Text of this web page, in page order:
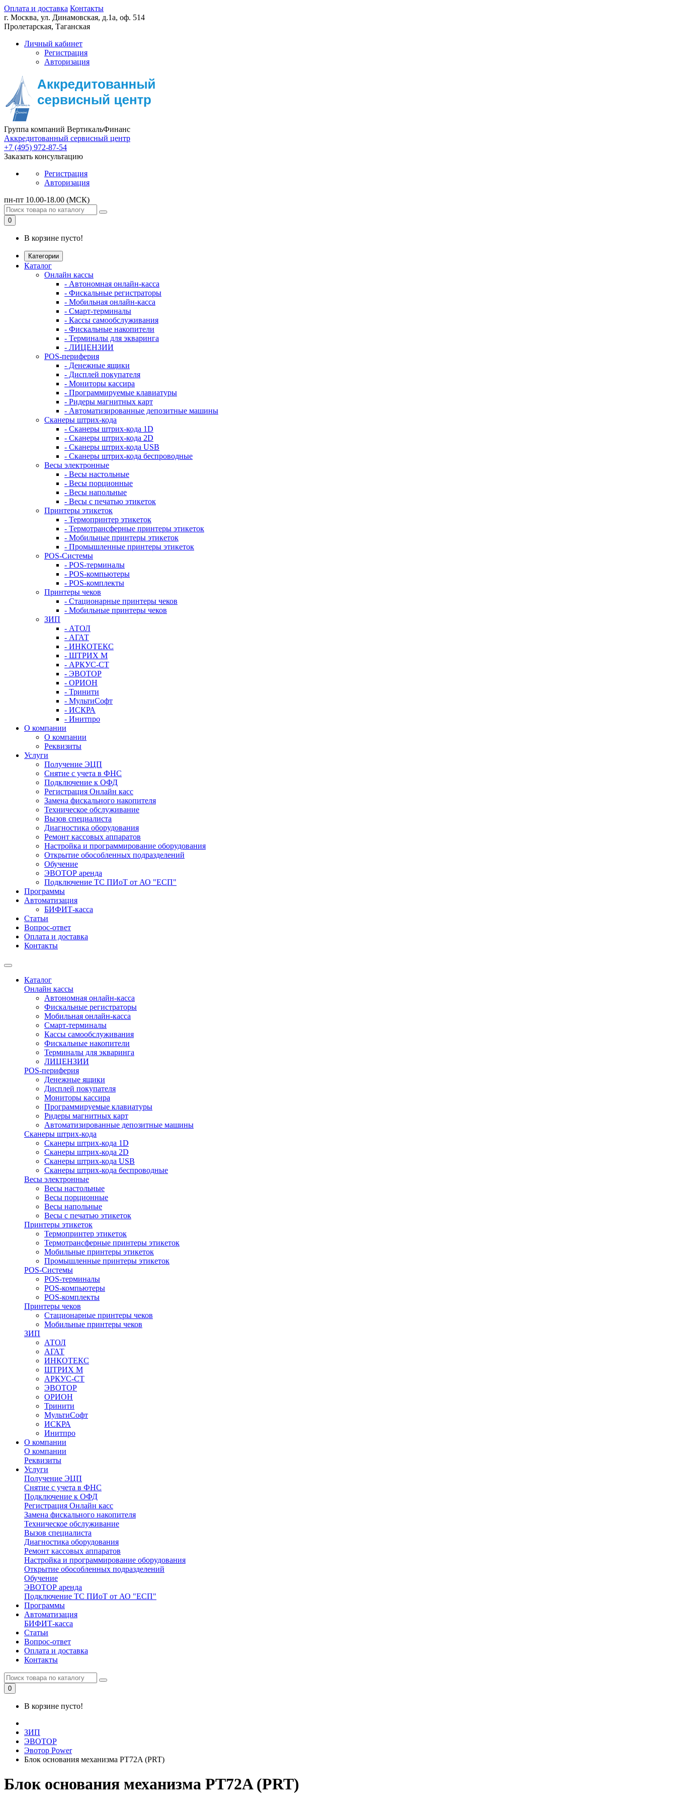
Оплата и доставка Контакты
г. Москва, ул. Динамовская, д.1а, оф. 514
Пролетарская, Таганская
Личный кабинет
Регистрация
Авторизация
Группа компаний ВертикальФинанс
Аккредитованный сервисный центр
+7 (495) 972-87-54
Заказать консультацию
Регистрация
Авторизация
пн-пт 10.00-18.00 (МСК)
0
В корзине пусто!
Категории
Каталог
Онлайн кассы
- Автономная онлайн-касса
- Фискальные регистраторы
- Мобильная онлайн-касса
- Смарт-терминалы
- Кассы самообслуживания
- Фискальные накопители
- Терминалы для экваринга
- ЛИЦЕНЗИИ
POS-периферия
- Денежные ящики
- Дисплей покупателя
- Мониторы кассира
- Программируемые клавиатуры
- Ридеры магнитных карт
- Автоматизированные депозитные машины
Сканеры штрих-кода
- Сканеры штрих-кода 1D
- Сканеры штрих-кода 2D
- Сканеры штрих-кода USB
- Сканеры штрих-кода беспроводные
Весы электронные
- Весы настольные
- Весы порционные
- Весы напольные
- Весы с печатью этикеток
Принтеры этикеток
- Термопринтер этикеток
- Термотрансферные принтеры этикеток
- Мобильные принтеры этикеток
- Промышленные принтеры этикеток
POS-Системы
- POS-терминалы
- POS-компьютеры
- POS-комплекты
Принтеры чеков
- Стационарные принтеры чеков
- Мобильные принтеры чеков
ЗИП
- АТОЛ
- АГАТ
- ИНКОТЕКС
- ШТРИХ М
- АРКУС-СТ
- ЭВОТОР
- ОРИОН
- Тринити
- МультиСофт
- ИСКРА
- Инитпро
О компании
О компании
Реквизиты
Услуги
Получение ЭЦП
Снятие с учета в ФНС
Подключение к ОФД
Регистрация Онлайн касс
Замена фискального накопителя
Техническое обслуживание
Вызов специалиста
Диагностика оборудования
Ремонт кассовых аппаратов
Настройка и программирование оборудования
Открытие обособленных подразделений
Обучение
ЭВОТОР аренда
Подключение ТС ПИоТ от АО "ЕСП"
Программы
Автоматизация
БИФИТ-касса
Статьи
Вопрос-ответ
Оплата и доставка
Контакты
Каталог
Онлайн кассы
Автономная онлайн-касса
Фискальные регистраторы
Мобильная онлайн-касса
Смарт-терминалы
Кассы самообслуживания
Фискальные накопители
Терминалы для экваринга
ЛИЦЕНЗИИ
POS-периферия
Денежные ящики
Дисплей покупателя
Мониторы кассира
Программируемые клавиатуры
Ридеры магнитных карт
Автоматизированные депозитные машины
Сканеры штрих-кода
Сканеры штрих-кода 1D
Сканеры штрих-кода 2D
Сканеры штрих-кода USB
Сканеры штрих-кода беспроводные
Весы электронные
Весы настольные
Весы порционные
Весы напольные
Весы с печатью этикеток
Принтеры этикеток
Термопринтер этикеток
Термотрансферные принтеры этикеток
Мобильные принтеры этикеток
Промышленные принтеры этикеток
POS-Системы
POS-терминалы
POS-компьютеры
POS-комплекты
Принтеры чеков
Стационарные принтеры чеков
Мобильные принтеры чеков
ЗИП
АТОЛ
АГАТ
ИНКОТЕКС
ШТРИХ М
АРКУС-СТ
ЭВОТОР
ОРИОН
Тринити
МультиСофт
ИСКРА
Инитпро
О компании
О компании
Реквизиты
Услуги
Получение ЭЦП
Снятие с учета в ФНС
Подключение к ОФД
Регистрация Онлайн касс
Замена фискального накопителя
Техническое обслуживание
Вызов специалиста
Диагностика оборудования
Ремонт кассовых аппаратов
Настройка и программирование оборудования
Открытие обособленных подразделений
Обучение
ЭВОТОР аренда
Подключение ТС ПИоТ от АО "ЕСП"
Программы
Автоматизация
БИФИТ-касса
Статьи
Вопрос-ответ
Оплата и доставка
Контакты
0
В корзине пусто!
ЗИП
ЭВОТОР
Эвотор Power
Блок основания механизма PT72A (PRT)
Блок основания механизма PT72A (PRT)